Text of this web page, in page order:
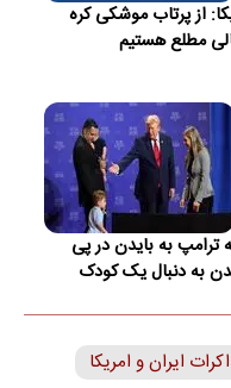
از پرتاب موشکی کره
مطلع هستیم
ترامپ به بایدن در پی
به دنبال یک کودک
ایران و امریکا